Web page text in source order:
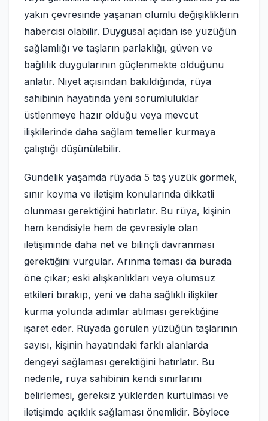
yakın çevresinde yaşanan olumlu değişikliklerin
habercisi olabilir. Duygusal açıdan ise yüzüğün
sağlamlığı ve taşların parlaklığı, güven ve
bağlılık duygularının güçlenmekte olduğunu
anlatır. Niyet açısından bakıldığında, rüya
sahibinin hayatında yeni sorumluluklar
üstlenmeye hazır olduğu veya mevcut
ilişkilerinde daha sağlam temeller kurmaya
çalıştığı düşünülebilir.
Gündelik yaşamda rüyada 5 taş yüzük görmek,
sınır koyma ve iletişim konularında dikkatli
olunması gerektiğini hatırlatır. Bu rüya, kişinin
hem kendisiyle hem de çevresiyle olan
iletişiminde daha net ve bilinçli davranması
gerektiğini vurgular. Arınma teması da burada
öne çıkar; eski alışkanlıkları veya olumsuz
etkileri bırakıp, yeni ve daha sağlıklı ilişkiler
kurma yolunda adımlar atılması gerektiğine
işaret eder. Rüyada görülen yüzüğün taşlarının
sayısı, kişinin hayatındaki farklı alanlarda
dengeyi sağlaması gerektiğini hatırlatır. Bu
nedenle, rüya sahibinin kendi sınırlarını
belirlemesi, gereksiz yüklerden kurtulması ve
iletişimde açıklık sağlaması önemlidir. Böylece